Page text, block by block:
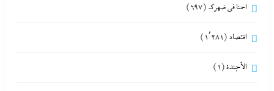
احنا في ضهرك (697)
اقتصاد (1٬281)
الأجندة(1)